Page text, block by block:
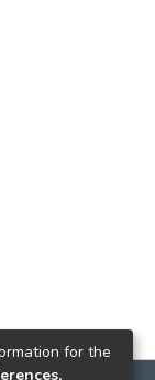
for the